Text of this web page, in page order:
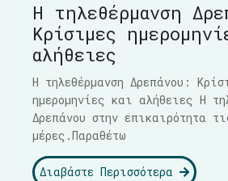
Η τηλεθέρμανση
Κρίσιμες
αλήθειες
Η τηλεθέρμανση Δρεπάνου:
ημερομηνίες και αλήθειες Η
Δρεπάνου στην επικαιρότητα
μέρες.Παραθέτω
Διαβάστε Περισσότερα